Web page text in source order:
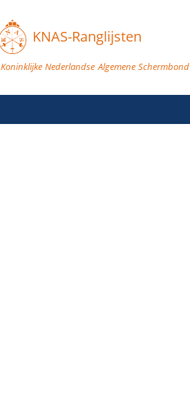
KNAS-Ranglijsten
Koninklijke Nederlandse Algemene Schermbond